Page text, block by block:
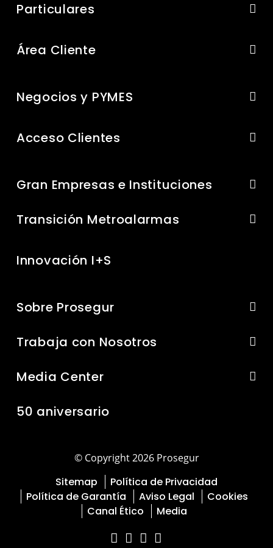
Particulares
Área Cliente
Negocios y PYMES
Acceso Clientes
Gran Empresas e Instituciones
Transición Metroalarmas
Innovación I+S
Sobre Prosegur
Trabaja con Nosotros
Media Center
50 aniversario
© Copyright 2026 Prosegur
Sitemap
Política de Privacidad
Política de Garantía
Aviso Legal
Cookies
Canal Ético
Media